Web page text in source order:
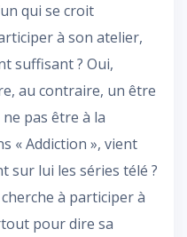
qui se croit
à son atelier,
suffisant ? Oui,
au contraire, un être
pas être à la
« Addiction », vient
sur lui les séries télé ?
à participer à
pour dire sa